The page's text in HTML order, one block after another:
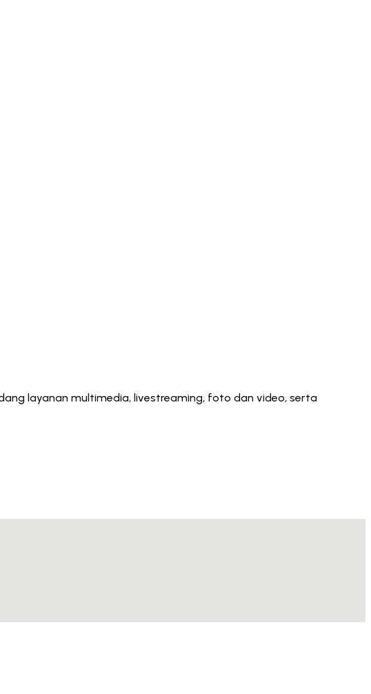
layanan multimedia, livestreaming, foto dan video, serta